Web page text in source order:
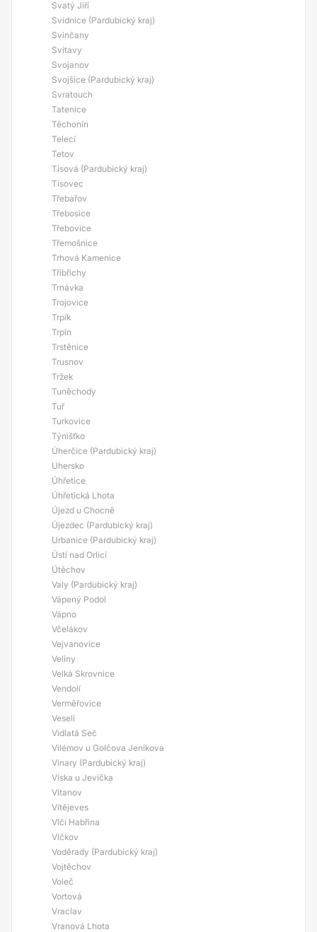
Svatý Jiří
Svídnice (Pardubický kraj)
Svinčany
Svitavy
Svojanov
Svojšice (Pardubický kraj)
Svratouch
Tatenice
Těchonín
Telecí
Tetov
Tisová (Pardubický kraj)
Tisovec
Třebařov
Třebosice
Třebovice
Třemošnice
Trhová Kamenice
Třibřichy
Trnávka
Trojovice
Trpík
Trpín
Trstěnice
Trusnov
Tržek
Tuněchody
Tuř
Turkovice
Týnišťko
Úherčice (Pardubický kraj)
Uhersko
Úhřetice
Úhřetická Lhota
Újezd u Chocně
Újezdec (Pardubický kraj)
Urbanice (Pardubický kraj)
Ústí nad Orlicí
Útěchov
Valy (Pardubický kraj)
Vápený Podol
Vápno
Včelákov
Vejvanovice
Veliny
Velká Skrovnice
Vendolí
Verměřovice
Veselí
Vidlatá Seč
Vilémov u Golčova Jeníkova
Vinary (Pardubický kraj)
Víska u Jevíčka
Vítanov
Vítějeves
Vlčí Habřina
Vlčkov
Voděrady (Pardubický kraj)
Vojtěchov
Voleč
Vortová
Vraclav
Vranová Lhota